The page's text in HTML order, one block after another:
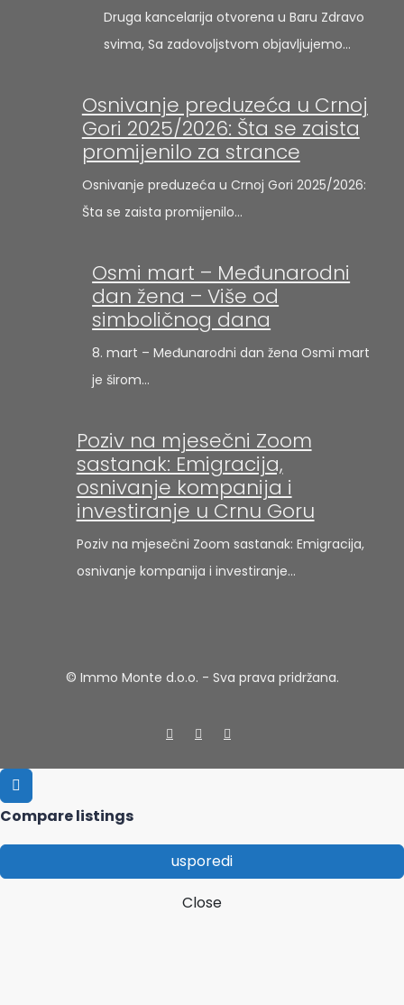
Druga kancelarija otvorena u Baru Zdravo
svima, Sa zadovoljstvom objavljujemo…
Osnivanje preduzeća u Crnoj
Gori 2025/2026: Šta se zaista
promijenilo za strance
Osnivanje preduzeća u Crnoj Gori 2025/2026:
Šta se zaista promijenilo…
Osmi mart – Međunarodni
dan žena – Više od
simboličnog dana
8. mart – Međunarodni dan žena Osmi mart
je širom…
Poziv na mjesečni Zoom
sastanak: Emigracija,
osnivanje kompanija i
investiranje u Crnu Goru
Poziv na mjesečni Zoom sastanak: Emigracija,
osnivanje kompanija i investiranje…
© Immo Monte d.o.o. - Sva prava pridržana.
Compare listings
usporedi
Close